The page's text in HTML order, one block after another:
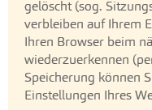
gelöscht (sog.
verbleiben auf Ihrem
Ihren Browser beim
wiederzuerkennen
Speicherung können
Einstellungen Ihres